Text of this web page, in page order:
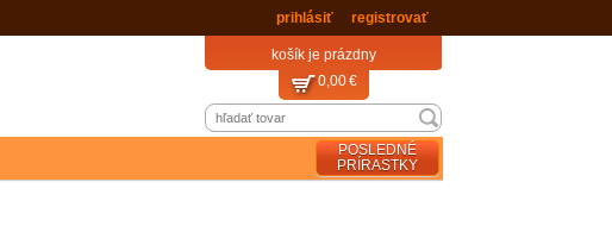
prihlásiť registrovať
a dopravné máte zadarmo
košík je prázdny
0,00 €
POSLEDNÉ
PRÍRASTKY